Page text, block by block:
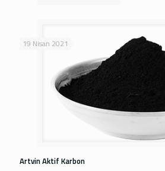
19 Nisan 2021
Artvin Aktif Karbon